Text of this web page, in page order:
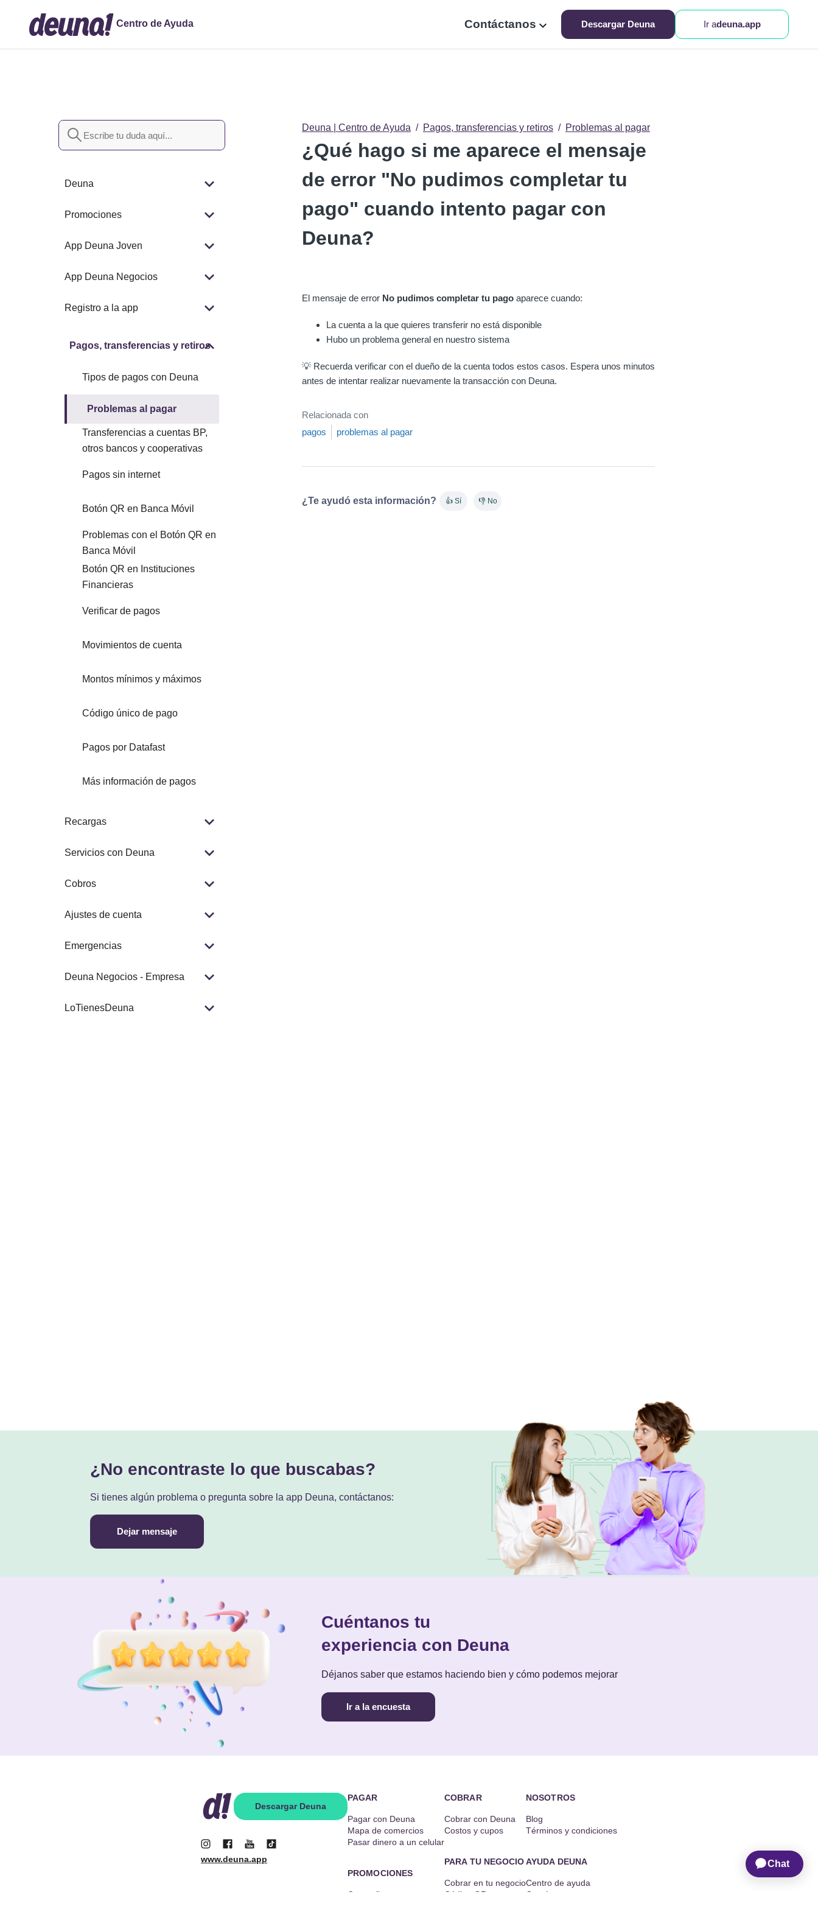
Centro de Ayuda Contáctanos Descargar Deuna Ir adeuna.app
Búsqueda
Deuna
Promociones
App Deuna Joven
App Deuna Negocios
Registro a la app
Pagos, transferencias y retiros
Tipos de pagos con Deuna
Problemas al pagar
Transferencias a cuentas BP,
otros bancos y cooperativas
Pagos sin internet
Botón QR en Banca Móvil
Problemas con el Botón QR en
Banca Móvil
Botón QR en Instituciones
Financieras
Verificar de pagos
Movimientos de cuenta
Montos mínimos y máximos
Código único de pago
Pagos por Datafast
Más información de pagos
Recargas
Servicios con Deuna
Cobros
Ajustes de cuenta
Emergencias
Deuna Negocios - Empresa
LoTienesDeuna
Deuna | Centro de Ayuda Pagos, transferencias y retiros Problemas al pagar
¿Qué hago si me aparece el mensaje
de error "No pudimos completar tu
pago" cuando intento pagar con
Deuna?
El mensaje de error No pudimos completar tu pago aparece cuando:
La cuenta a la que quieres transferir no está disponible
Hubo un problema general en nuestro sistema
💡 Recuerda verificar con el dueño de la cuenta todos estos casos. Espera unos minutos
antes de intentar realizar nuevamente la transacción con Deuna.
Relacionada con
pagos
problemas al pagar
¿Te ayudó esta información? 👍 Sí 👎 No
¿No encontraste lo que buscabas?
Si tienes algún problema o pregunta sobre la app Deuna, contáctanos:
Dejar mensaje
Cuéntanos tu
experiencia con Deuna
Déjanos saber que estamos haciendo bien y cómo podemos mejorar
Ir a la encuesta
Descargar Deuna
www.deuna.app
PAGAR
Pagar con Deuna
Mapa de comercios
Pasar dinero a un celular
PROMOCIONES
Campañas
COBRAR
Cobrar con Deuna
Costos y cupos
PARA TU NEGOCIO
Cobrar en tu negocio
Código QR
NOSOTROS
Blog
Términos y condiciones
AYUDA DEUNA
Centro de ayuda
Contáctanos